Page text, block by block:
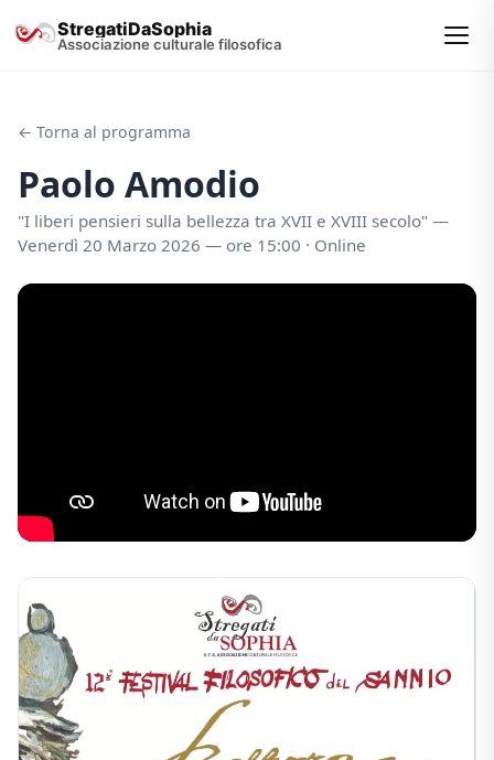
StregatiDaSophia
Associazione culturale filosofica
← Torna al programma
Paolo Amodio
"I liberi pensieri sulla bellezza tra XVII e XVIII secolo" —
Venerdì 20 Marzo 2026 — ore 15:00 · Online